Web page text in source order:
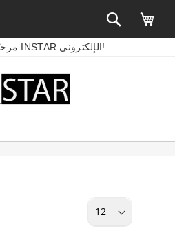
مرحبًا بكم في متجر INSTAR الإلكتروني!